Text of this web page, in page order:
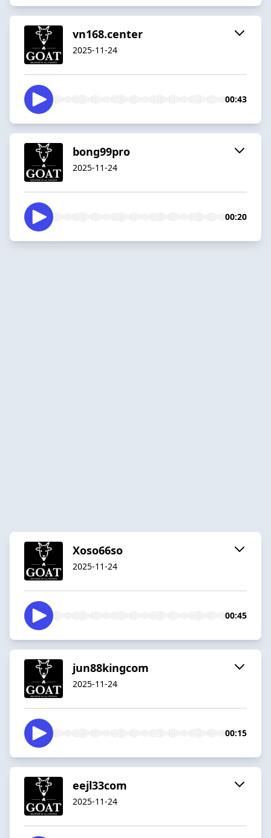
vn168.center
2025-11-24
00:43
bong99pro
2025-11-24
00:20
Xoso66so
2025-11-24
00:45
jun88kingcom
2025-11-24
00:15
eejl33com
2025-11-24